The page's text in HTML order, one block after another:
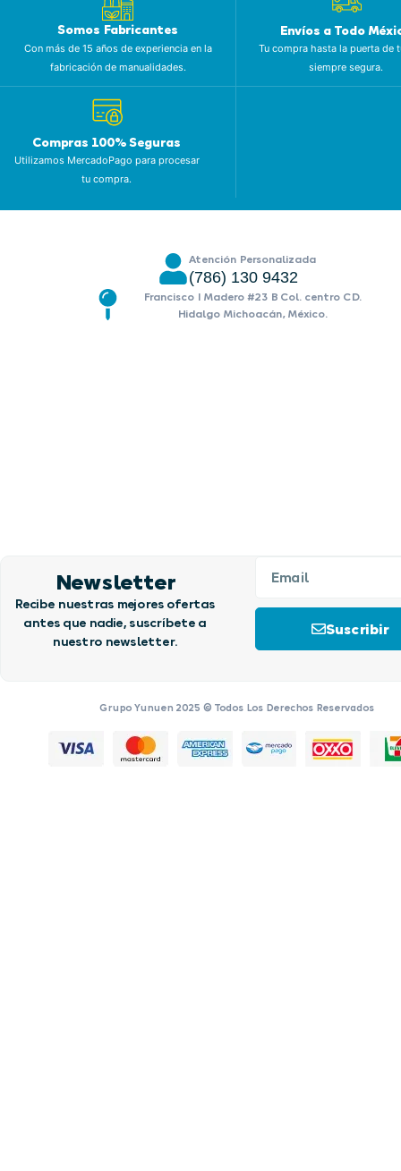
Somos Fabricantes
Con más de 15 años de experiencia en la
fabricación de manualidades.
Envíos a Todo
Tu compra hasta la puerta de
siempre segura.
Compras 100% Seguras
Utilizamos MercadoPago para procesar
tu compra.
Atención Personalizada
(786) 130 9432
Francisco I Madero #23 B Col. centro CD.
Hidalgo Michoacán, México.
Newsletter
Recibe nuestras mejores ofertas
antes que nadie, suscríbete a
nuestro newsletter.
Suscribir
Grupo Yunuen 2025 © Todos Los Derechos Reservados